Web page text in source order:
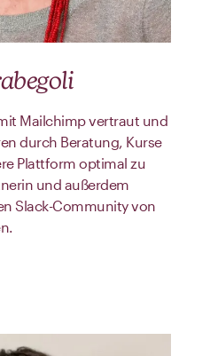
Mailchimp vertraut und
durch Beratung, Kurse
Plattform optimal zu
und außerdem
Slack-Community von